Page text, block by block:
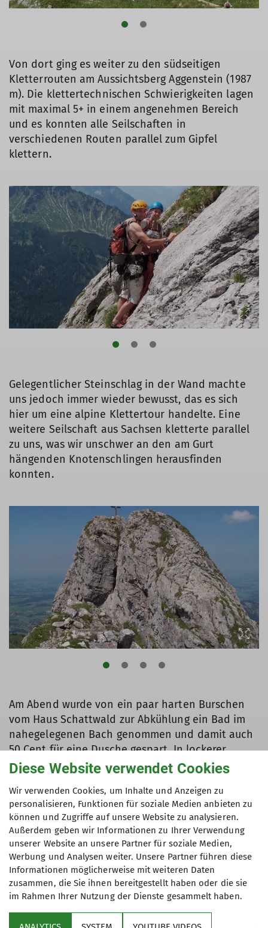
Von dort ging es weiter zu den südseitigen
Kletterrouten am Aussichtsberg Aggenstein (1987
m). Die klettertechnischen Schwierigkeiten lagen
mit maximal 5+ in einem angenehmen Bereich
und es konnten alle Seilschaften in
verschiedenen Routen parallel zum Gipfel
klettern.
Gelegentlicher Steinschlag in der Wand machte
uns jedoch immer wieder bewusst, das es sich
hier um eine alpine Klettertour handelte. Eine
weitere Seilschaft aus Sachsen kletterte parallel
zu uns, was wir unschwer an den am Gurt
hängenden Knotenschlingen herausfinden
konnten.
Am Abend wurde von ein paar harten Burschen
vom Haus Schattwald zur Abkühlung ein Bad im
nahegelegenen Bach genommen und damit auch
50 Cent für eine Dusche gespart. In lockerer
Atmosphäre wurde das gemeinsame Abendessen
Diese Website verwendet Cookies
Wir verwenden Cookies, um Inhalte und Anzeigen zu
personalisieren, Funktionen für soziale Medien anbieten zu
können und Zugriffe auf unsere Website zu analysieren.
Außerdem geben wir Informationen zu Ihrer Verwendung
unserer Website an unsere Partner für soziale Medien,
Werbung und Analysen weiter. Unsere Partner führen diese
Informationen möglicherweise mit weiteren Daten
zusammen, die Sie ihnen bereitgestellt haben oder die sie
im Rahmen Ihrer Nutzung der Dienste gesammelt haben.